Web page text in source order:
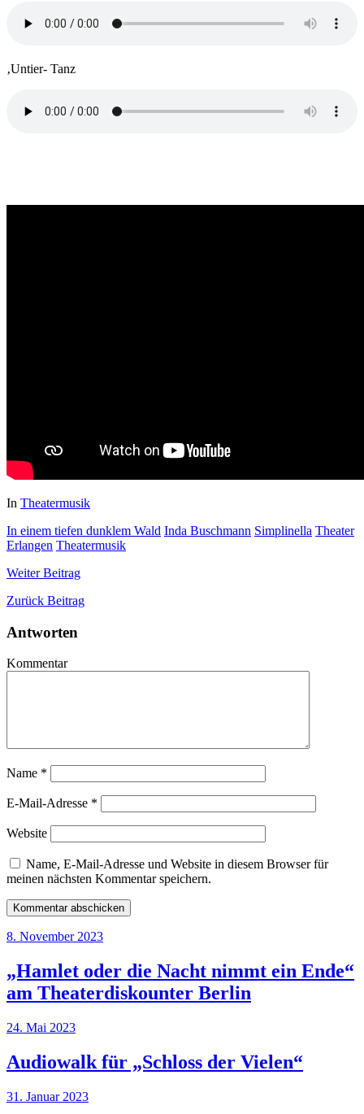
‚Untier- Tanz
In Theatermusik
In einem tiefen dunklem Wald Inda Buschmann Simplinella Theater
Erlangen Theatermusik
WeiterBeitrag
Zurück Beitrag
Antworten
Kommentar
Name *
E-Mail-Adresse *
Website
Name, E-Mail-Adresse und Website in diesem Browser für
meinen nächsten Kommentar speichern.
8. November 2023
„Hamlet oder die Nacht nimmt ein Ende“
am Theaterdiskounter Berlin
24. Mai 2023
Audiowalk für „Schloss der Vielen“
31. Januar 2023